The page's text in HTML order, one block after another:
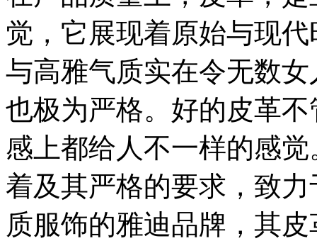
觉，它展现着原始与现
与高雅气质实在令无数
也极为严格。好的皮革
感上都给人不一样的感
着及其严格的要求，致
质服饰的雅迪品牌，其